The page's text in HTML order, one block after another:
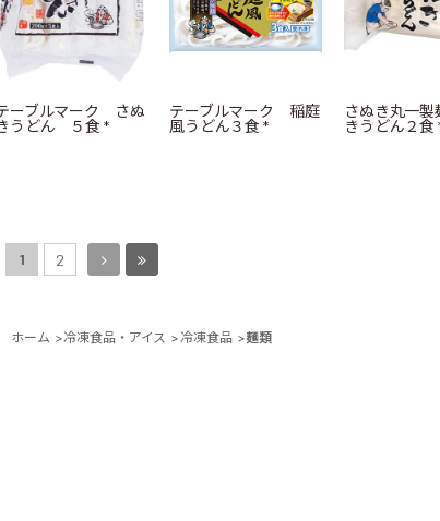
ーブルマーク さぬ
うどん ５食 *
テーブルマーク 稲庭
風うどん３食 *
さぬき丸一
きうどん２食
1 2
ホーム >冷凍食品・アイス > 冷凍食品 >麺類